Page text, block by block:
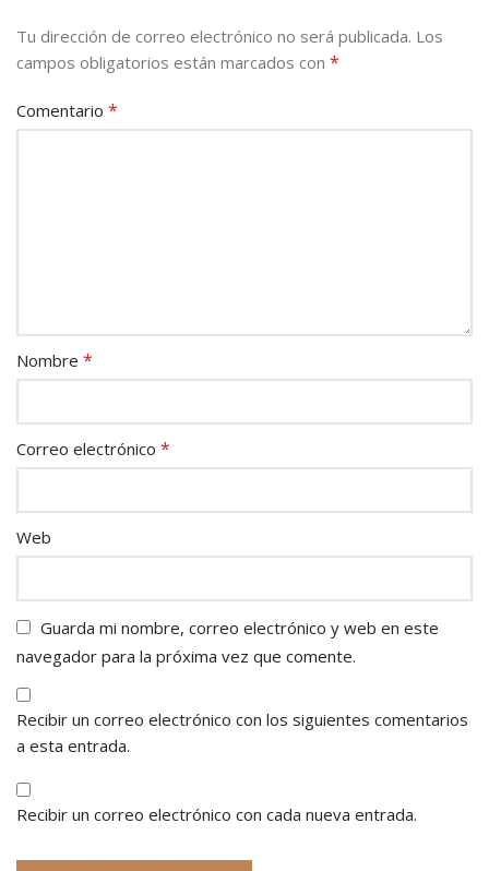
Tu dirección de correo electrónico no será publicada. Los
campos obligatorios están marcados con *
Comentario *
Nombre *
Correo electrónico *
Web
Guarda mi nombre, correo electrónico y web en este
navegador para la próxima vez que comente.
Recibir un correo electrónico con los siguientes comentarios
a esta entrada.
Recibir un correo electrónico con cada nueva entrada.